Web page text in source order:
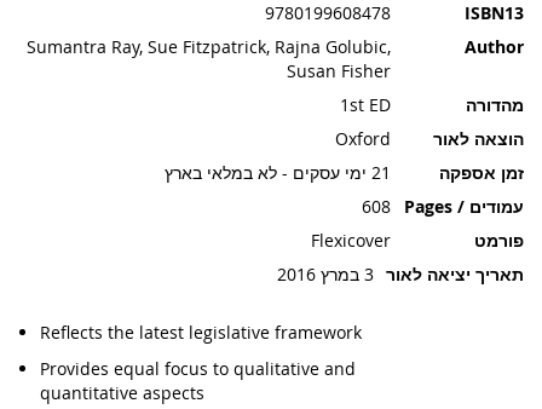
ISBN13
9780199608478
Author
Sumantra Ray, Sue Fitzpatrick, Rajna Golubic,
Susan Fisher
מהדורה
1st ED
הוצאה לאור
Oxford
זמן אספקה
21 ימי עסקים - לא במלאי בארץ
עמודים / Pages
608
פורמט
Flexicover
תאריך יציאה לאור 3 במרץ 2016
Reflects the latest legislative framework
Provides equal focus to qualitative and
quantitative aspects